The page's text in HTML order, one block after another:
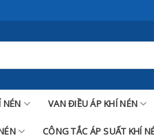
NÉN VAN ĐIỀU ÁP KHÍ NÉN
CÔNG TẮC ÁP SUẤT KHÍ